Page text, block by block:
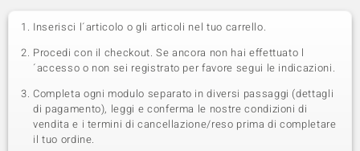
Inserisci l´articolo o gli articoli nel tuo carrello.
Procedi con il checkout. Se ancora non hai effettuato l
´accesso o non sei registrato per favore segui le indicazioni.
Completa ogni modulo separato in diversi passaggi (dettagli
di pagamento), leggi e conferma le nostre condizioni di
vendita e i termini di cancellazione/reso prima di completare
il tuo ordine.